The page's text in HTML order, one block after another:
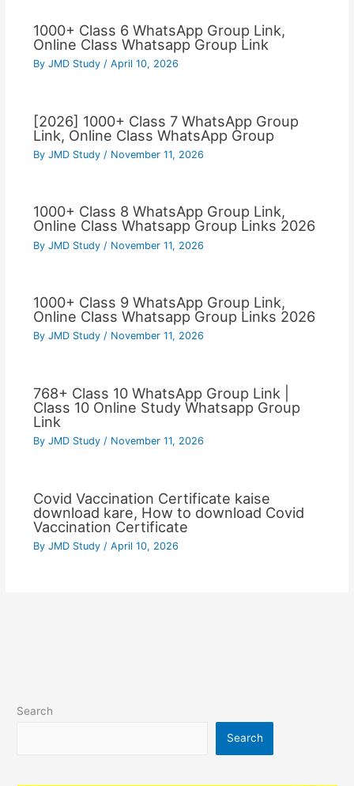
1000+ Class 6 WhatsApp Group Link,
Online Class Whatsapp Group Link
By JMD Study / April 10, 2026
[2026] 1000+ Class 7 WhatsApp Group
Link, Online Class WhatsApp Group
By JMD Study / November 11, 2026
1000+ Class 8 WhatsApp Group Link,
Online Class Whatsapp Group Links 2026
By JMD Study / November 11, 2026
1000+ Class 9 WhatsApp Group Link,
Online Class Whatsapp Group Links 2026
By JMD Study / November 11, 2026
768+ Class 10 WhatsApp Group Link |
Class 10 Online Study Whatsapp Group
Link
By JMD Study / November 11, 2026
Covid Vaccination Certificate kaise
download kare, How to download Covid
Vaccination Certificate
By JMD Study / April 10, 2026
Search
Search